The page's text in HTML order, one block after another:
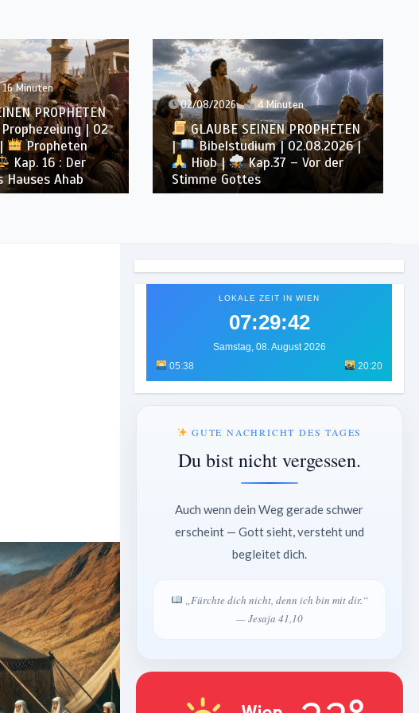
16 Minuten
PROPHETEN
| 02
Propheten
Kap. 16 : Der
Hauses Ahab
02/08/2026 4 Minuten
GLAUBE SEINEN PROPHETEN
|
Bibelstudium | 02.08.2026 |
Hiob |
Kap.37 – Vor der
Stimme Gottes
LOKALE ZEIT IN WIEN
07:29:44
Samstag, 08. August 2026
05:38
20:20
GUTE NACHRICHT DES TAGES
Du bist nicht vergessen.
Auch wenn dein Weg gerade schwer
erscheint — Gott sieht, versteht und
begleitet dich.
„Fürchte dich nicht, denn ich bin mit dir.“
— Jesaja 41,10